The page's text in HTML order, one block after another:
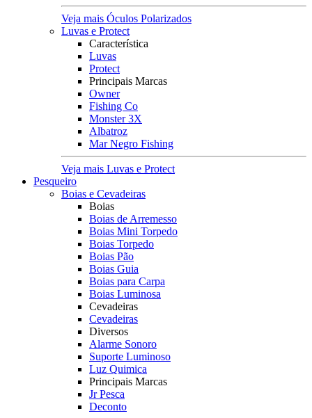
Veja mais Óculos Polarizados
Luvas e Protect
Característica
Luvas
Protect
Principais Marcas
Owner
Fishing Co
Monster 3X
Albatroz
Mar Negro Fishing
Veja mais Luvas e Protect
Pesqueiro
Boias e Cevadeiras
Boias
Boias de Arremesso
Boias Mini Torpedo
Boias Torpedo
Boias Pão
Boias Guia
Boias para Carpa
Boias Luminosa
Cevadeiras
Cevadeiras
Diversos
Alarme Sonoro
Suporte Luminoso
Luz Quimica
Principais Marcas
Jr Pesca
Deconto